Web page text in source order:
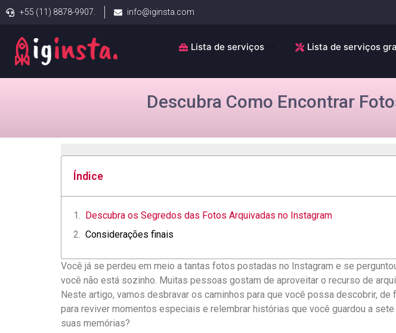
+55 (11) 8878-9907. info@iginsta.com
Lista de serviços Lista de serviços
Descubra Como Encontrar
Índice
Descubra⁤ os Segredos das ⁢Fotos‌ Arquivadas⁢ no Instagram
Considerações finais
Você‍ já se perdeu em meio a ⁢tantas fotos postadas ‌no Instagram e se
você não está ⁣sozinho. Muitas pessoas gostam de aproveitar o recurso de
Neste artigo,⁤ vamos desbravar os⁢ caminhos para que você possa descobrir,
para reviver ⁢momentos⁣ especiais e relembrar histórias que você​ guardou ‌a
suas memórias?